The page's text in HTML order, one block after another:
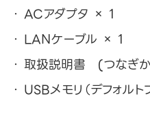
ACアダプタ × 1
LANケーブル × 1
取扱説明書 (つなぎ
USBメモリ（デフォルト